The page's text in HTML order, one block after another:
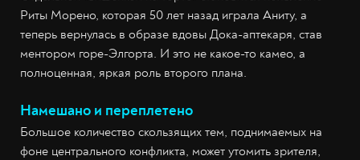
Риты Морено, которая 50 лет назад играла Аниту, а
теперь вернулась в образе вдовы Дока-аптекаря, став
ментором горе-Элгорта. И это не какое-то камео, а
полноценная, яркая роль второго плана.
Намешано и переплетено
Большое количество скользящих тем, поднимаемых на
фоне центрального конфликта, может утомить зрителя,